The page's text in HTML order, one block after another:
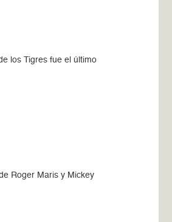
los Tigres fue el último
Roger Maris y Mickey